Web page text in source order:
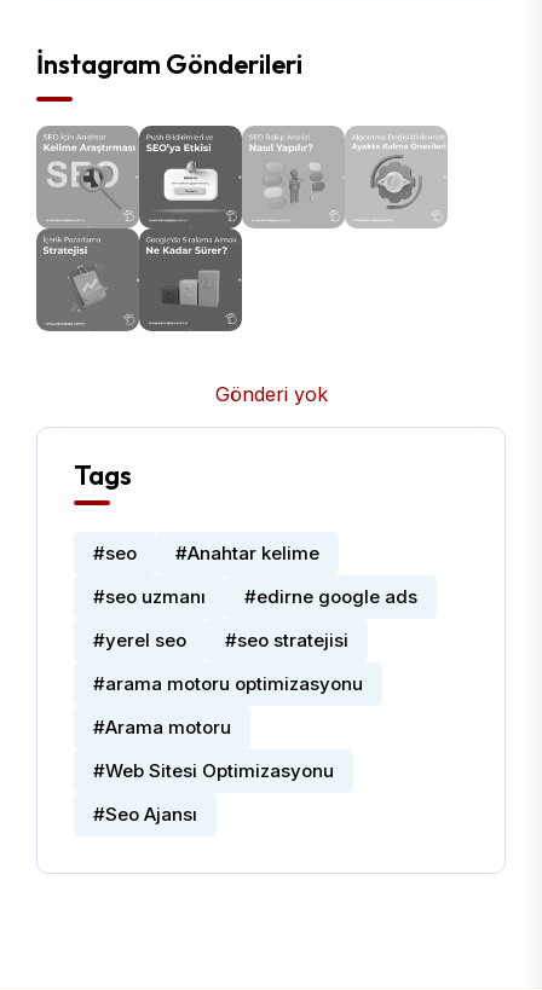
İnstagram Gönderileri
Gönderi yok
Tags
#seo
#Anahtar kelime
#seo uzmanı
#edirne google ads
#yerel seo
#seo stratejisi
#arama motoru optimizasyonu
#Arama motoru
#Web Sitesi Optimizasyonu
#Seo Ajansı